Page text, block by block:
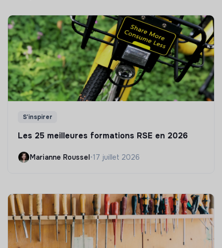
S'inspirer
Les 25 meilleures formations RSE en 2026
Marianne Roussel•17 juillet 2026